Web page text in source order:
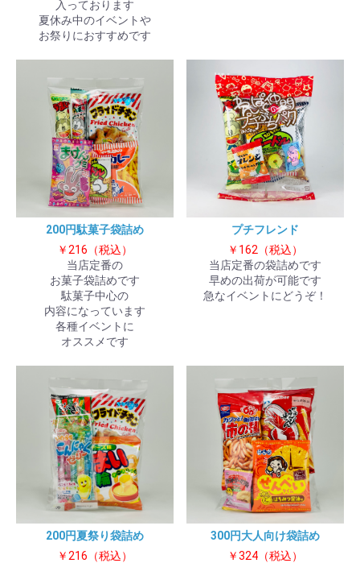
入っております
夏休み中のイベントや
お祭りにおすすめです
200円駄菓子袋詰め
￥216（税込）
当店定番の
お菓子袋詰めです
駄菓子中心の
内容になっています
各種イベントに
オススメです
プチフレンド
￥162（税込）
当店定番の袋詰めです
早めの出荷が可能です
急なイベントにどうぞ！
200円夏祭り袋詰め
￥216（税込）
300円大人向け袋詰め
￥324（税込）